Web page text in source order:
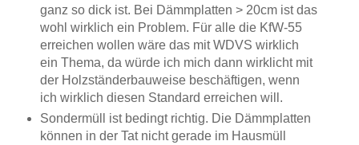
ganz so dick ist. Bei Dämmplatten > 20cm ist das
wohl wirklich ein Problem. Für alle die KfW-55
erreichen wollen wäre das mit WDVS wirklich
ein Thema, da würde ich mich dann wirklicht mit
der Holzständerbauweise beschäftigen, wenn
ich wirklich diesen Standard erreichen will.
Sondermüll ist bedingt richtig. Die Dämmplatten
können in der Tat nicht gerade im Hausmüll